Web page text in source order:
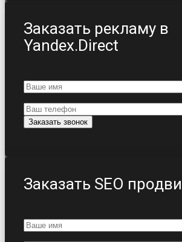
Заказать рекламу в
Yandex.Direct
Заказать SEO